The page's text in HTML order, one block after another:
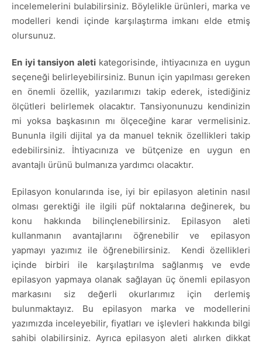
incelemelerini bulabilirsiniz. Böylelikle ürünleri, marka ve
modelleri kendi içinde karşılaştırma imkanı elde etmiş
olursunuz.
En iyi tansiyon aleti kategorisinde, ihtiyacınıza en uygun
seçeneği belirleyebilirsiniz. Bunun için yapılması gereken
en önemli özellik, yazılarımızı takip ederek, istediğiniz
ölçütleri belirlemek olacaktır. Tansiyonunuzu kendinizin
mi yoksa başkasının mı ölçeceğine karar vermelisiniz.
Bununla ilgili dijital ya da manuel teknik özellikleri takip
edebilirsiniz. İhtiyacınıza ve bütçenize en uygun en
avantajlı ürünü bulmanıza yardımcı olacaktır.
Epilasyon konularında ise, iyi bir epilasyon aletinin nasıl
olması gerektiği ile ilgili püf noktalarına değinerek, bu
konu hakkında bilinçlenebilirsiniz. Epilasyon aleti
kullanmanın avantajlarını öğrenebilir ve epilasyon
yapmayı yazımız ile öğrenebilirsiniz. Kendi özellikleri
içinde birbiri ile karşılaştırılma sağlanmış ve evde
epilasyon yapmaya olanak sağlayan üç önemli epilasyon
markasını siz değerli okurlarımız için derlemiş
bulunmaktayız. Bu epilasyon marka ve modellerini
yazımızda inceleyebilir, fiyatları ve işlevleri hakkında bilgi
sahibi olabilirsiniz. Ayrıca epilasyon aleti alırken dikkat